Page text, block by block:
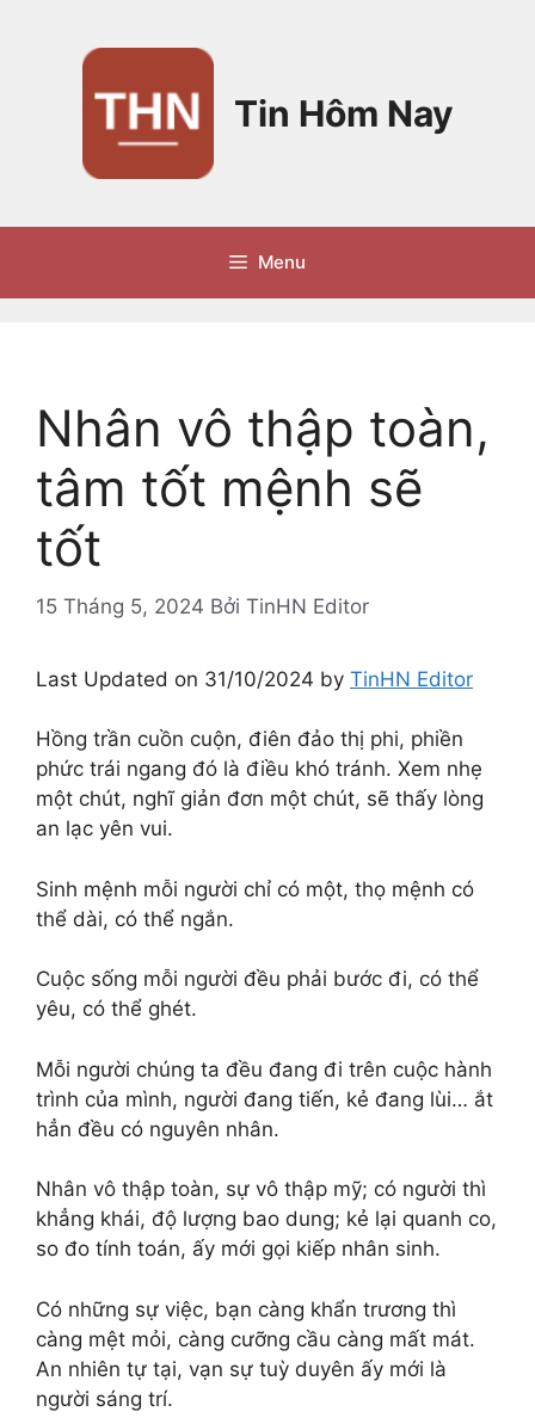
Tin Hôm Nay
Menu
Nhân vô thập toàn,
tâm tốt mệnh sẽ
tốt
15 Tháng 5, 2024 Bởi TinHN Editor
Last Updated on 31/10/2024 by TinHN Editor
Hồng trần cuồn cuộn, điên đảo thị phi, phiền
phức trái ngang đó là điều khó tránh. Xem nhẹ
một chút, nghĩ giản đơn một chút, sẽ thấy lòng
an lạc yên vui.
Sinh mệnh mỗi người chỉ có một, thọ mệnh có
thể dài, có thể ngắn.
Cuộc sống mỗi người đều phải bước đi, có thể
yêu, có thể ghét.
Mỗi người chúng ta đều đang đi trên cuộc hành
trình của mình, người đang tiến, kẻ đang lùi… ắt
hẳn đều có nguyên nhân.
Nhân vô thập toàn, sự vô thập mỹ; có người thì
khẳng khái, độ lượng bao dung; kẻ lại quanh co,
so đo tính toán, ấy mới gọi kiếp nhân sinh.
Có những sự việc, bạn càng khẩn trương thì
càng mệt mỏi, càng cưỡng cầu càng mất mát.
An nhiên tự tại, vạn sự tuỳ duyên ấy mới là
người sáng trí.